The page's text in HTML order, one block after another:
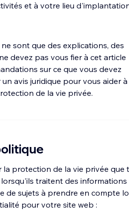
et à votre lieu
sont que des explications, des
devez pas vous fier à cet article
sur ce que vous devez
avis juridique pour vous aider à
de la vie privée.
protection de la vie privée que
traitent des informations
de sujets à prendre en compte
pour votre site web :